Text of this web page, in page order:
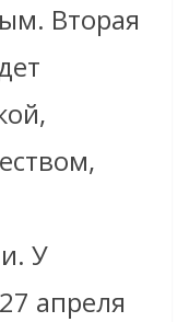
Вторая
У
апреля